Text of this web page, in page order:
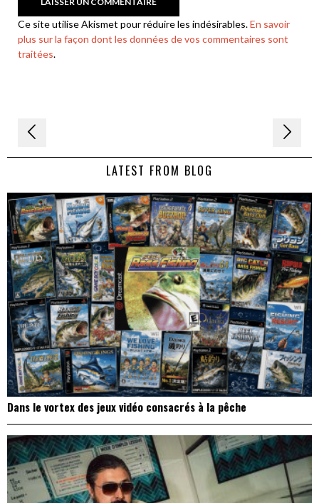
Ce site utilise Akismet pour réduire les indésirables.En savoir
plus sur la façon dont les données de vos commentaires sont
traitées.
Navigation
de LATEST FROM BLOG
Dans le vortex des jeux vidéo consacrés à la pêche